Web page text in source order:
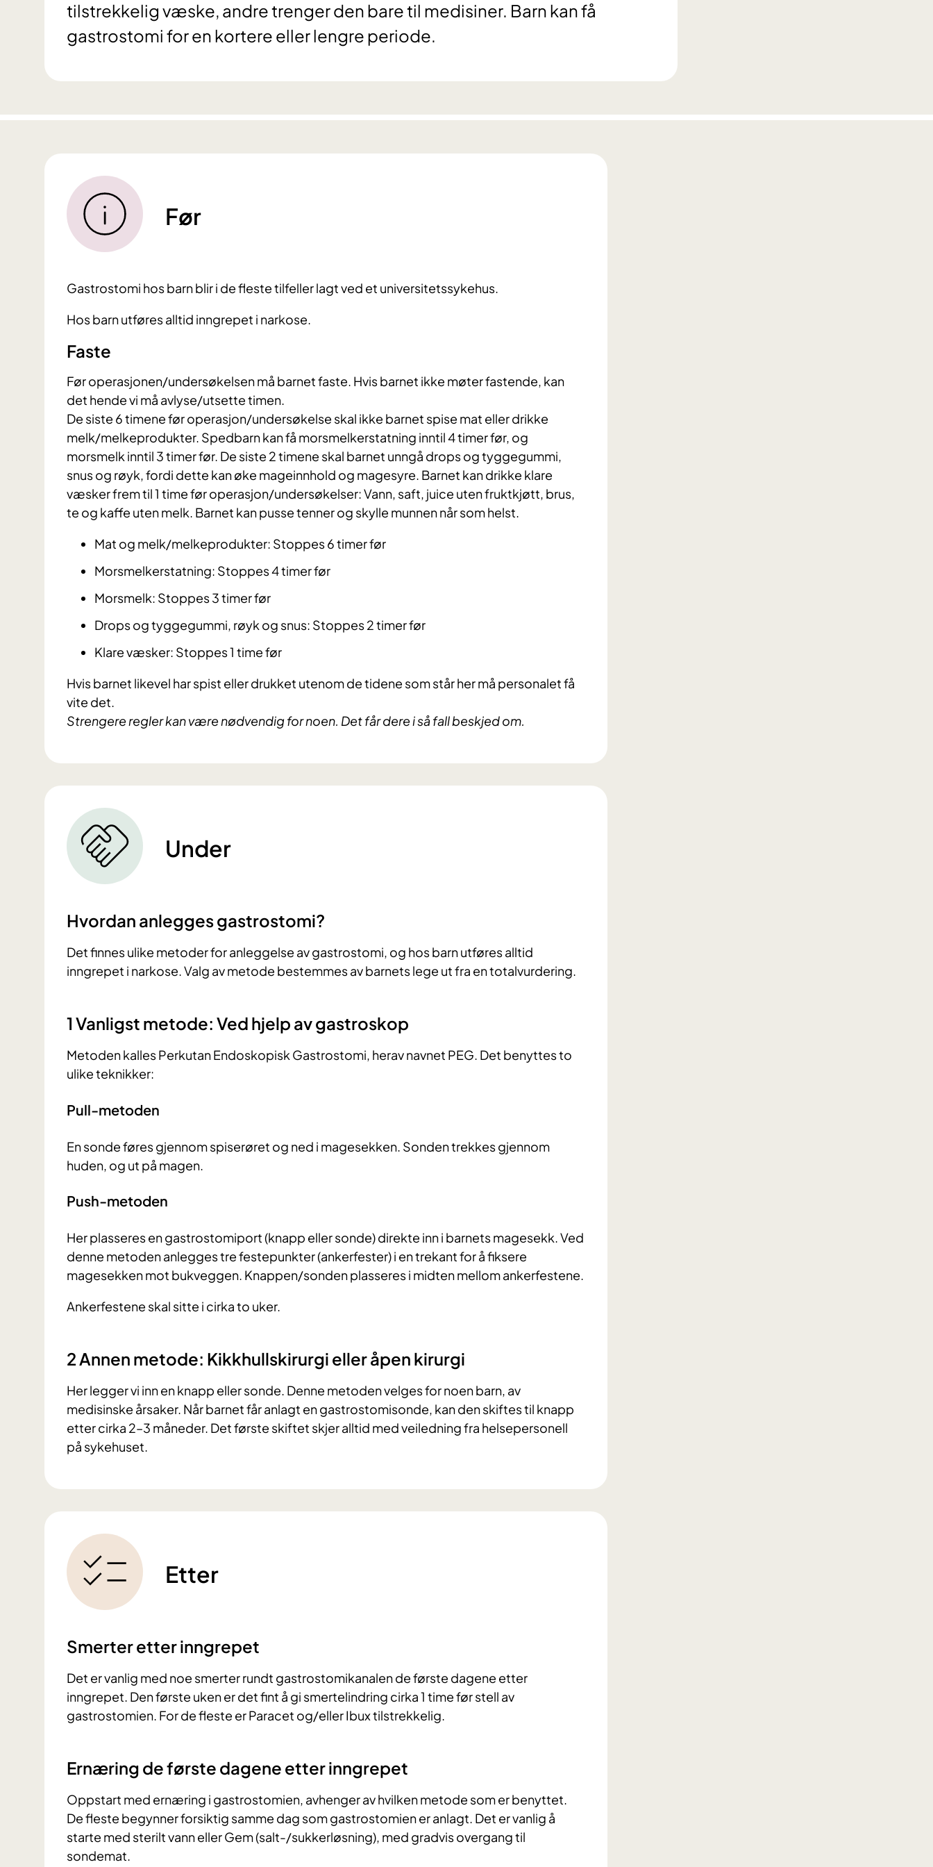
tilstrekkelig væske, andre trenger den bare til medisiner. Barn kan få
gastrostomi for en kortere eller lengre periode.
Før
Gastrostomi hos barn blir i de fleste tilfeller lagt ved et universitetssykehus.
Hos barn utføres alltid inngrepet i narkose.
​​Faste
Før operasjonen/undersøkelsen må barnet faste. Hvis barnet ikke møter fastende, kan
det hende vi må avlyse/utsette timen.
De siste 6 timene før operasjon/undersøkelse skal ikke barnet spise mat eller drikke
melk/melkeprodukter. Spedbarn kan få morsmelkerstatning inntil 4 timer før, og
morsmelk inntil 3 timer før. De siste 2 timene skal barnet unngå drops og tyggegummi,
snus og røyk, fordi dette kan øke mageinnhold og magesyre. Barnet kan drikke klare
væsker frem til 1 time før operasjon/undersøkelser: Vann, saft, juice uten fruktkjøtt, brus,
te og kaffe uten melk. Barnet kan pusse tenner og skylle munnen når som helst.
Mat og melk/melkeprodukter: Stoppes 6 timer før
Morsmelkerstatning: Stoppes 4 timer før
Morsmelk: Stoppes 3 timer før
Drops og tyggegummi, røyk og snus: Stoppes 2 timer før
Klare væsker: Stoppes 1 time før
Hvis barnet likevel har spist eller drukket utenom de tidene som står her må personalet få
vite det.
Strengere regler kan være nødvendig for noen. Det får dere i så fall beskjed om.
Under
Hvordan anlegges gastrostomi?
Det finnes ulike metoder for anleggelse av gastrostomi, og hos barn utføres alltid
inngrepet i narkose. Valg av metode bestemmes av barnets lege ut fra en totalvurdering.
1 Vanligst metode: Ved hjelp av gastroskop
Metoden kalles Perkutan Endoskopisk Gastrostomi, herav navnet PEG. Det benyttes to
ulike teknikker:
Pull-metoden
En sonde føres gjennom spiserøret og ned i magesekken. Sonden trekkes gjennom
huden, og ut på magen.
Push-metoden
Her plasseres en gastrostomiport (knapp eller sonde) direkte inn i barnets magesekk. Ved
denne metoden anlegges tre festepunkter (ankerfester) i en trekant for å fiksere
magesekken mot bukveggen. Knappen/sonden plasseres i midten mellom ankerfestene.
Ankerfestene skal sitte i cirka to uker.
2 Annen metode: Kikkhullskirurgi eller åpen kirurgi
Her legger vi inn en knapp eller sonde. Denne metoden velges for noen barn, av
medisinske årsaker. Når barnet får anlagt en gastrostomisonde, kan den skiftes til knapp
etter cirka 2–3 måneder. Det første skiftet skjer alltid med veiledning fra helsepersonell
på sykehuset.
Etter
Smerter etter inngrepet
Det er vanlig med noe smerter rundt gastrostomikanalen de første dagene etter
inngrepet. Den første uken er det fint å gi smertelindring cirka 1 time før stell av
gastrostomien. For de fleste er Paracet og/eller Ibux tilstrekkelig.
Ernæring de første dagene etter inngrepet
Oppstart med ernæring i gastrostomien, avhenger av hvilken metode som er benyttet.
De fleste begynner forsiktig samme dag som gastrostomien er anlagt. Det er vanlig å
starte med sterilt vann eller Gem (salt-/sukkerløsning), med gradvis overgang til
sondemat.